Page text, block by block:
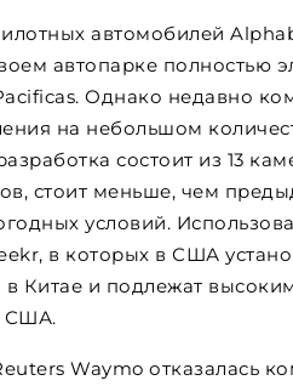
автомобилей
автопарке полностью
Однако недавно
на небольшом
состоит из 13
стоит меньше, чем
условий.
в которых в США
в Китае и подлежат
США.
Waymo отказалась